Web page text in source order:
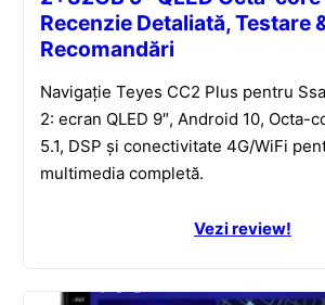
Recenzie Detaliată, Testare
Recomandări
Navigație Teyes CC2 Plus pentru
2: ecran QLED 9″, Android 10, Octa-
5.1, DSP și conectivitate 4G/WiFi
multimedia completă.
Vezi review!